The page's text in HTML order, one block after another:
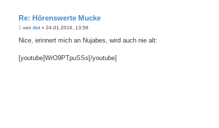
Re: Hörenswerte Mucke
B
a
g
von dot» 24.01.2016, 13:56
Nice, erinnert mich an Nujabes, wird auch nie alt:
[youtube]WrO9PTpuSSs[/youtube]